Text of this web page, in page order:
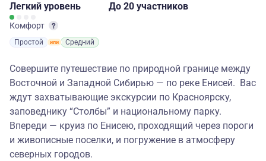
Легкий уровень
Комфорт
Простой Средний
до 20 участников
Совершите путешествие по природной границе между
Восточной и Западной Сибирью — по реке Енисей. Вас
ждут захватывающие экскурсии по Красноярску,
заповеднику “Столбы” и национальному парку.
Впереди — круиз по Енисею, проходящий через пороги
и живописные поселки, и погружение в атмосферу
северных городов.